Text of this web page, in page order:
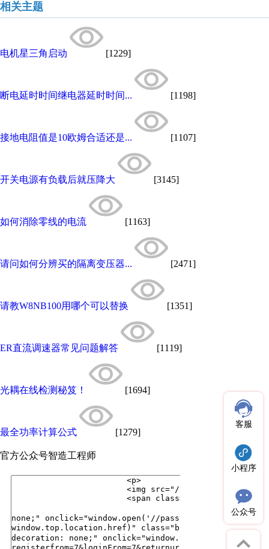
相关主题
电机星三角启动 [1229]
断电延时时间继电器延时时间... [1198]
接地电阻值是10欧姆合适还是... [1107]
开关电源有负载后就压降大 [3145]
如何消除零线的电流 [1163]
请问如何分辨买的隔离变压器... [2471]
请教W8NB100用哪个可以替换 [1351]
ER直流调速器常见问题解答 [1119]
光耦在线检测秘笈！ [1694]
最全功率计算公式 [1279]
官方公众号智造工程师
客服
小程序
公众号